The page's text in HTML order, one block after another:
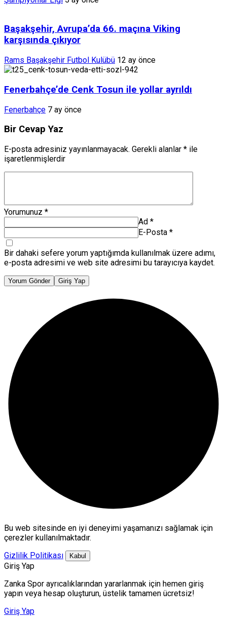
Başakşehir, Avrupa’da 66. maçına Viking
karşısında çıkıyor
Rams Başakşehir Futbol Kulübü 12 ay önce
Fenerbahçe’de Cenk Tosun ile yollar ayrıldı
Fenerbahçe 7 ay önce
Bir Cevap Yaz
E-posta adresiniz yayınlanmayacak. Gerekli alanlar * ile
işaretlenmişlerdir
Yorumunuz *
Ad *
E-Posta *
Bir dahaki sefere yorum yaptığımda kullanılmak üzere adımı,
e-posta adresimi ve web site adresimi bu tarayıcıya kaydet.
Yorum Gönder Giriş Yap
Bu web sitesinde en iyi deneyimi yaşamanızı sağlamak için
çerezler kullanılmaktadır.
Gizlilik Politikası
Kabul
Giriş Yap
Zanka Spor ayrıcalıklarından yararlanmak için hemen giriş
yapın veya hesap oluşturun, üstelik tamamen ücretsiz!
Giriş Yap